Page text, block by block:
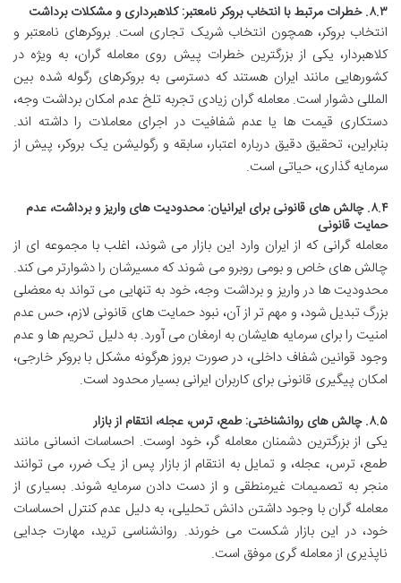
۸.۳. خطرات مرتبط با انتخاب بروکر نامعتبر: کلاهبرداری و مشکلات برداشت
انتخاب بروکر، همچون انتخاب شریک تجاری است. بروکرهای نامعتبر و
کلاهبردار، یکی از بزرگترین خطرات پیش روی معامله گران، به ویژه در
کشورهایی مانند ایران هستند که دسترسی به بروکرهای رگوله شده بین
المللی دشوار است. معامله گران زیادی تجربه تلخ عدم امکان برداشت وجه،
دستکاری قیمت ها یا عدم شفافیت در اجرای معاملات را داشته اند.
بنابراین، تحقیق دقیق درباره اعتبار، سابقه و رگولیشن یک بروکر، پیش از
سرمایه گذاری، حیاتی است.
۸.۴. چالش های قانونی برای ایرانیان: محدودیت های واریز و برداشت، عدم
حمایت قانونی
معامله گرانی که از ایران وارد این بازار می شوند، اغلب با مجموعه ای از
چالش های خاص و بومی روبرو می شوند که مسیرشان را دشوارتر می کند.
محدودیت ها در واریز و برداشت وجه، خود به تنهایی می تواند به معضلی
بزرگ تبدیل شود، و مهم تر از آن، نبود حمایت های قانونی لازم، حس عدم
امنیت را برای سرمایه هایشان به ارمغان می آورد. به دلیل تحریم ها و عدم
وجود قوانین شفاف داخلی، در صورت بروز هرگونه مشکل با بروکر خارجی،
امکان پیگیری قانونی برای کاربران ایرانی بسیار محدود است.
۸.۵. چالش های روانشناختی: طمع، ترس، عجله، انتقام از بازار
یکی از بزرگترین دشمنان معامله گر، خود اوست. احساسات انسانی مانند
طمع، ترس، عجله، و تمایل به انتقام از بازار پس از یک ضرر، می توانند
منجر به تصمیمات غیرمنطقی و از دست دادن سرمایه شوند. بسیاری از
معامله گران با وجود داشتن دانش تحلیلی، به دلیل عدم کنترل احساسات
خود، در این بازار شکست می خورند. روانشناسی ترید، مهارت جدایی
ناپذیری از معامله گری موفق است.